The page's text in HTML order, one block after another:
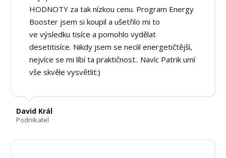
HODNOTY za tak nízkou cenu. Program Energy
Booster jsem si koupil a ušetřilo mi to
ve výsledku tisíce a pomohlo vydělat
desetitisíce. Nikdy jsem se necíil energetičtější,
nejvíce se mi líbí ta praktičnost.. Navíc Patrik umí
vše skvěle vysvětlit:)
David Král
Podnikatel